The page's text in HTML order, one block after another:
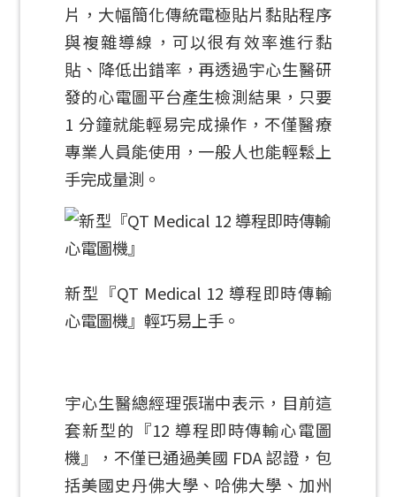
片，大幅簡化傳統電極貼片黏貼程序
與複雜導線，可以很有效率進行黏
貼、降低出錯率，再透過宇心生醫研
發的心電圖平台產生檢測結果，只要
1 分鐘就能輕易完成操作，不僅醫療
專業人員能使用，一般人也能輕鬆上
手完成量測。
新型『QT Medical 12 導程即時傳輸
心電圖機』輕巧易上手。
宇心生醫總經理張瑞中表示，目前這
套新型的『12 導程即時傳輸心電圖
機』，不僅已通過美國 FDA 認證，包
括美國史丹佛大學、哈佛大學、加州